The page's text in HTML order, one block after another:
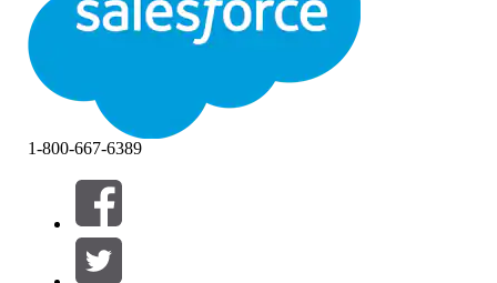
关闭关闭
筛选器 (0)
选择筛选器
1-800-667-6389